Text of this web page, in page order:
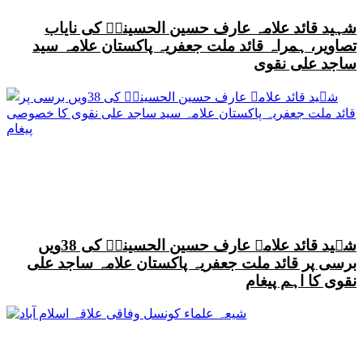
شہید قائد علامہ عارف حسین الحسینیؒ کی نایاب
تصاویر، ہمراہ قائد ملت جعفریہ پاکستان علامہ سید
ساجد علی نقوی
شہید قائد علامہ عارف حسین الحسینیؒ کی 38ویں
برسی پر قائد ملت جعفریہ پاکستان علامہ ساجد علی
نقوی کا اہم پیغام